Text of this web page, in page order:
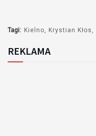
Tagi: Kielno Krystian Kłos
REKLAMA